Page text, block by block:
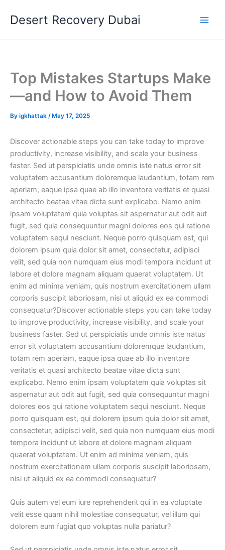
Desert Recovery Dubai
Top Mistakes Startups Make
—and How to Avoid Them
By igkhattak / May 17, 2025
Discover actionable steps you can take today to improve
productivity, increase visibility, and scale your business
faster. Sed ut perspiciatis unde omnis iste natus error sit
voluptatem accusantium doloremque laudantium, totam rem
aperiam, eaque ipsa quae ab illo inventore veritatis et quasi
architecto beatae vitae dicta sunt explicabo. Nemo enim
ipsam voluptatem quia voluptas sit aspernatur aut odit aut
fugit, sed quia consequuntur magni dolores eos qui ratione
voluptatem sequi nesciunt. Neque porro quisquam est, qui
dolorem ipsum quia dolor sit amet, consectetur, adipisci
velit, sed quia non numquam eius modi tempora incidunt ut
labore et dolore magnam aliquam quaerat voluptatem. Ut
enim ad minima veniam, quis nostrum exercitationem ullam
corporis suscipit laboriosam, nisi ut aliquid ex ea commodi
consequatur?Discover actionable steps you can take today
to improve productivity, increase visibility, and scale your
business faster. Sed ut perspiciatis unde omnis iste natus
error sit voluptatem accusantium doloremque laudantium,
totam rem aperiam, eaque ipsa quae ab illo inventore
veritatis et quasi architecto beatae vitae dicta sunt
explicabo. Nemo enim ipsam voluptatem quia voluptas sit
aspernatur aut odit aut fugit, sed quia consequuntur magni
dolores eos qui ratione voluptatem sequi nesciunt. Neque
porro quisquam est, qui dolorem ipsum quia dolor sit amet,
consectetur, adipisci velit, sed quia non numquam eius modi
tempora incidunt ut labore et dolore magnam aliquam
quaerat voluptatem. Ut enim ad minima veniam, quis
nostrum exercitationem ullam corporis suscipit laboriosam,
nisi ut aliquid ex ea commodi consequatur?
Quis autem vel eum iure reprehenderit qui in ea voluptate
velit esse quam nihil molestiae consequatur, vel illum qui
dolorem eum fugiat quo voluptas nulla pariatur?